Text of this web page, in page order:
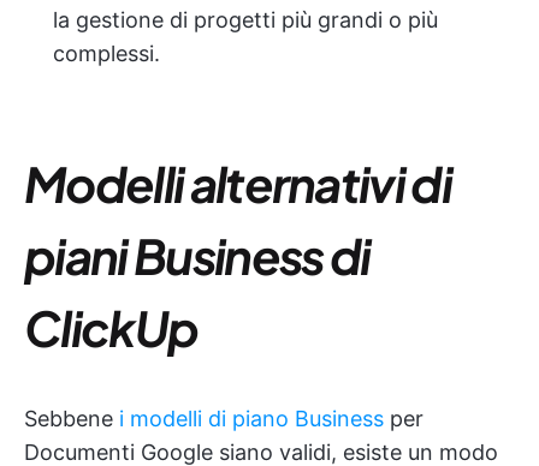
la gestione di progetti più grandi o più
complessi.
Modelli alternativi di
piani Business di
ClickUp
Sebbene i modelli di piano Business per
Documenti Google siano validi, esiste un modo